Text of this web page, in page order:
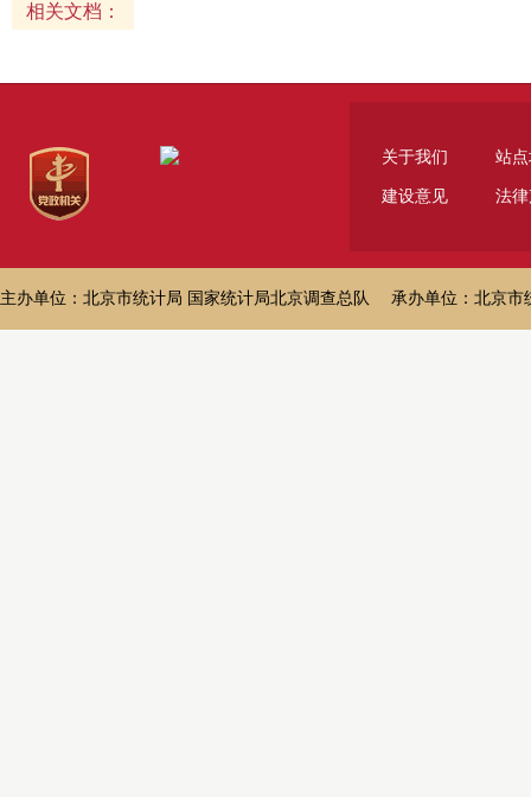
相关文档：
关于我们 站
建设意见 法
主办单位：北京市统计局 国家统计局北京调查总队 承办单位：北京市